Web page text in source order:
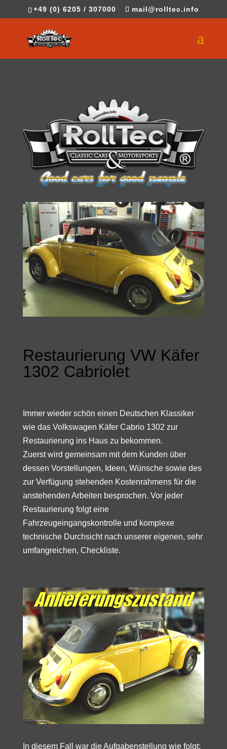
+49 (0) 6205 / 307000 mail@rolltec.info
Restaurierung VW Käfer
1302 Cabriolet
Immer wieder schön einen Deutschen Klassiker
wie das Volkswagen Käfer Cabrio 1302 zur
Restaurierung ins Haus zu bekommen.
Zuerst wird gemeinsam mit dem Kunden über
dessen Vorstellungen, Ideen, Wünsche sowie des
zur Verfügung stehenden Kostenrahmens für die
anstehenden Arbeiten besprochen. Vor jeder
Restaurierung folgt eine
Fahrzeugeingangskontrolle und komplexe
technische Durchsicht nach unserer eigenen, sehr
umfangreichen, Checkliste.
In diesem Fall war die Aufgabenstellung wie folgt: